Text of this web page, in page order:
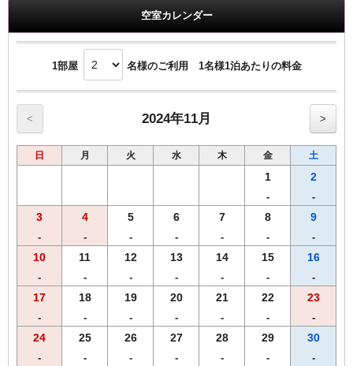
空室カレンダー
1部屋 名様のご利用 1名様1泊あたりの料金
< 2024年11月 >
日 月 火 水 木 金 土
1
-
2
-
3
-
4
-
5
-
6
-
7
-
8
-
9
-
10
-
11
-
12
-
13
-
14
-
15
-
16
-
17
-
18
-
19
-
20
-
21
-
22
-
23
-
24
-
25
-
26
-
27
-
28
-
29
-
30
-